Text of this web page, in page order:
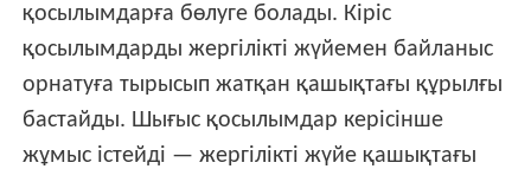
қосылымдарға бөлуге болады. Кіріс
қосылымдарды жергілікті жүйемен байланыс
орнатуға тырысып жатқан қашықтағы құрылғы
бастайды. Шығыс қосылымдар керісінше
жұмыс істейді — жергілікті жүйе қашықтағы